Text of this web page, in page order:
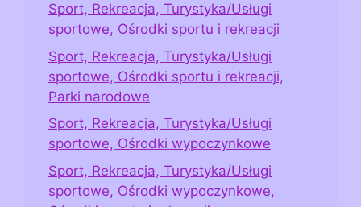
Sport, Rekreacja, Turystyka/Usługi
sportowe, Ośrodki sportu i rekreacji
Sport, Rekreacja, Turystyka/Usługi
sportowe, Ośrodki sportu i rekreacji,
Parki narodowe
Sport, Rekreacja, Turystyka/Usługi
sportowe, Ośrodki wypoczynkowe
Sport, Rekreacja, Turystyka/Usługi
sportowe, Ośrodki wypoczynkowe,